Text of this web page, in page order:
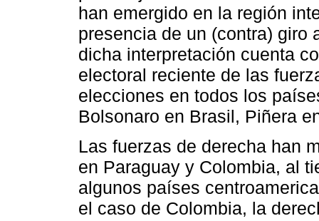
han emergido en la región
presencia de un (contra) giro
dicha interpretación cuenta
electoral reciente de las
elecciones en todos los
Bolsonaro en Brasil, Piñera
Las fuerzas de derecha han
en Paraguay y Colombia, al
algunos países
el caso de Colombia, la